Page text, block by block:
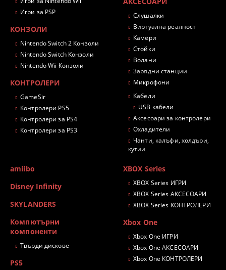
Игри за PSP
КОНЗОЛИ
Nintendo Switch 2 Конзоли
Nintendo Switch Конзоли
Nintendo Wii Конзоли
КОНТРОЛЕРИ
GameSir
Контролери PS5
Контролери за PS4
Контролери за PS3
Слушалки
Виртуална реалност
Камери
Стойки
Волани
Зарядни станции
Микрофони
Кабели
USB кабели
Аксесоари за контролери
Охладители
Чанти, калъфи, холдъри,
кутии
amiibo
Disney Infinity
SKYLANDERS
Компютърни
компоненти
Твърди дискове
PS5
XBOX Series
XBOX Series ИГРИ
XBOX Series АКСЕСОАРИ
XBOX Series КОНТРОЛЕРИ
Xbox One
Xbox One ИГРИ
Xbox One АКСЕСОАРИ
Xbox One КОНТРОЛЕРИ